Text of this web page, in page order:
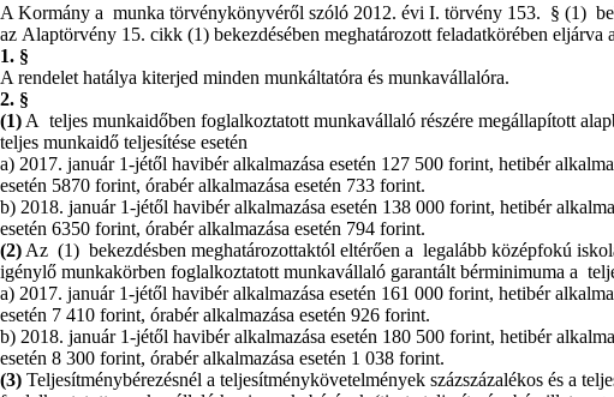
A Kormány a munka törvénykönyvéről szóló 2012. évi I. törvény 153. § (1)
az Alaptörvény 15. cikk (1) bekezdésében meghatározott feladatkörében eljárva
1. §
A rendelet hatálya kiterjed minden munkáltatóra és munkavállalóra.
2. §
(1) A teljes munkaidőben foglalkoztatott munkavállaló részére megállapított
teljes munkaidő teljesítése esetén
a) 2017. január 1-jétől havibér alkalmazása esetén 127 500 forint, hetibér
esetén 5870 forint, órabér alkalmazása esetén 733 forint.
b) 2018. január 1-jétől havibér alkalmazása esetén 138 000 forint, hetibér
esetén 6350 forint, órabér alkalmazása esetén 794 forint.
(2) Az (1) bekezdésben meghatározottaktól eltérően a legalább középfokú
igénylő munkakörben foglalkoztatott munkavállaló garantált bérminimuma a
a) 2017. január 1-jétől havibér alkalmazása esetén 161 000 forint, hetibér
esetén 7 410 forint, órabér alkalmazása esetén 926 forint.
b) 2018. január 1-jétől havibér alkalmazása esetén 180 500 forint, hetibér
esetén 8 300 forint, órabér alkalmazása esetén 1 038 forint.
(3) Teljesítménybérezésnél a teljesítménykövetelmények százszázalékos és a